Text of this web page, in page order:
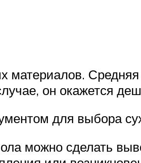
он окажется
для выбора
можно сделать